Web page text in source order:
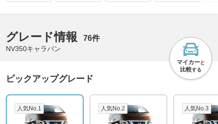
グレード情報 76件
NV350キャラバン
マイカーと
比較する
ピックアップグレード
人気No.1 人気No.2 人気No.3